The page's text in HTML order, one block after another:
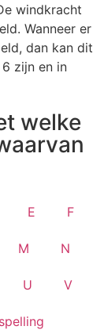
windkracht
Wanneer er
dan kan dit
zijn en in
welke
E F
M N
U V